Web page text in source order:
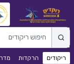
ריקודים הרקדות